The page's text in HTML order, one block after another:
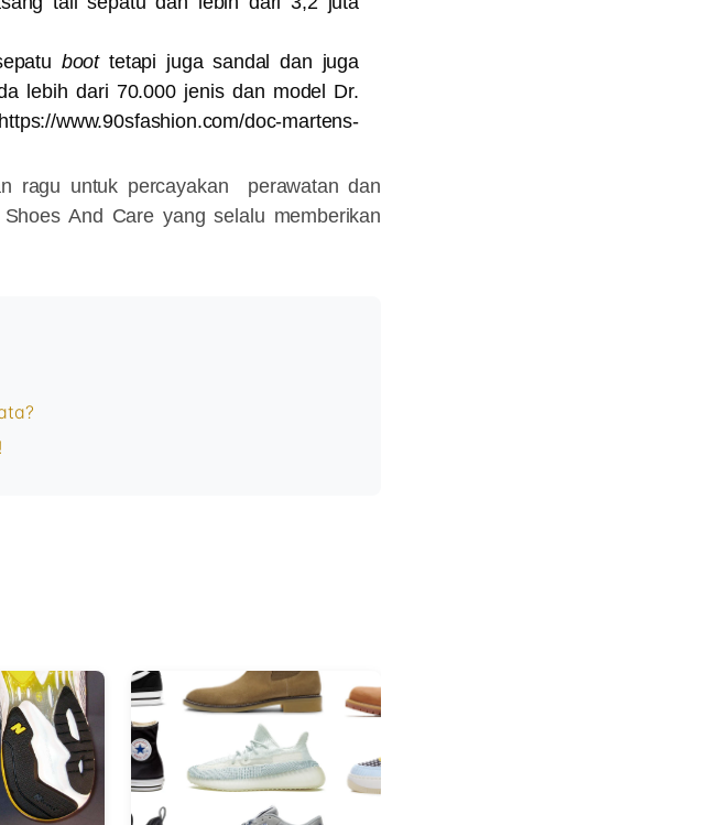
boottetapi juga sandal dan juga
lebih dari 70.000 jenis dan model Dr.
www.90sfashion.com/doc-martens-
ragu untuk percayakan perawatan dan
Shoes And Care yang selalu memberikan